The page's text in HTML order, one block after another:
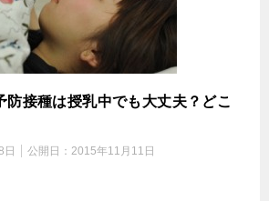
防接種は授乳中でも大丈夫？どこ
公開日： 2015年11月11日